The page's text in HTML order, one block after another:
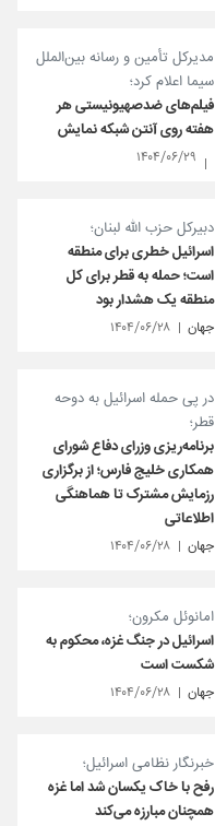
مدیرکل تأمین و رسانه بین‌الملل
سیما اعلام کرد؛
فیلم‌های ضدصهیونیستی هر
هفته روی آنتن شبکه نمایش
۱۴۰۴/۰۶/۲۹
دبیرکل حزب الله لبنان؛
اسرائیل خطری برای منطقه
است؛ حمله به قطر برای کل
منطقه یک هشدار بود
جهان ۱۴۰۴/۰۶/۲۸
در پی حمله اسرائیل به دوحه
قطر؛
برنامه‌ریزی وزرای دفاع شورای
همکاری خلیج فارس؛ از برگزاری
رزمایش مشترک تا هماهنگی
اطلاعاتی
جهان ۱۴۰۴/۰۶/۲۸
امانوئل مکرون؛
اسرائیل در جنگ غزه، محکوم به
شکست است
جهان ۱۴۰۴/۰۶/۲۸
خبرنگار نظامی اسرائیل؛
رفح با خاک یکسان شد اما غزه
همچنان مبارزه می‌کند